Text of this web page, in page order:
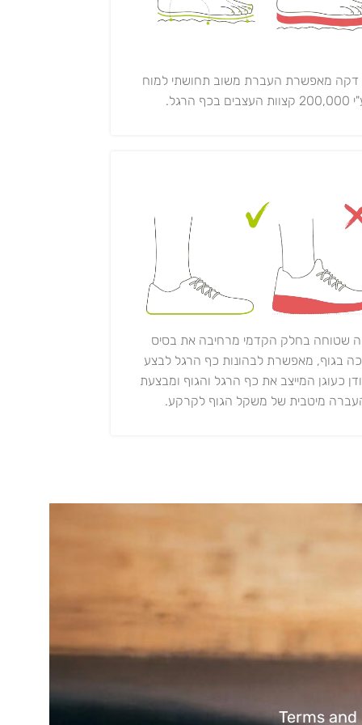
דקה מאפשרת העברת משוב תחושתי למוח
בכף הרגל.
שטוחה בחלק הקדמי מרחיבה את בסיס
בגוף, מאפשרת לבהונות כף הרגל לבצע
כעוגן המייצב את כף הרגל והגוף ומבצעת
מיטבית של משקל הגוף לקרקע.
Terms